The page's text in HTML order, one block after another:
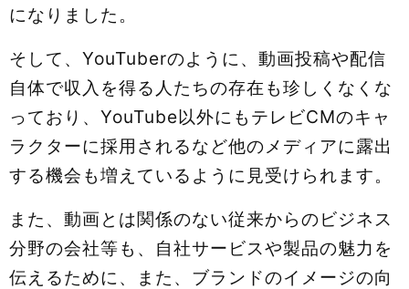
になりました。
そして、YouTuberのように、動画投稿や配信
自体で収入を得る人たちの存在も珍しくなくな
っており、YouTube以外にもテレビCMのキャ
ラクターに採用されるなど他のメディアに露出
する機会も増えているように見受けられます。
また、動画とは関係のない従来からのビジネス
分野の会社等も、自社サービスや製品の魅力を
伝えるために、また、ブランドのイメージの向